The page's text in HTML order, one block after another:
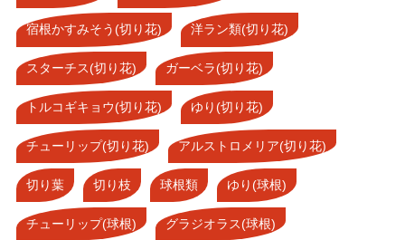
宿根かすみそう(切り花) 洋ラン類(切り花)
スターチス(切り花) ガーベラ(切り花)
トルコギキョウ(切り花) ゆり(切り花)
チューリップ(切り花) アルストロメリア(切り花)
切り葉 切り枝 球根類 ゆり(球根)
チューリップ(球根) グラジオラス(球根)